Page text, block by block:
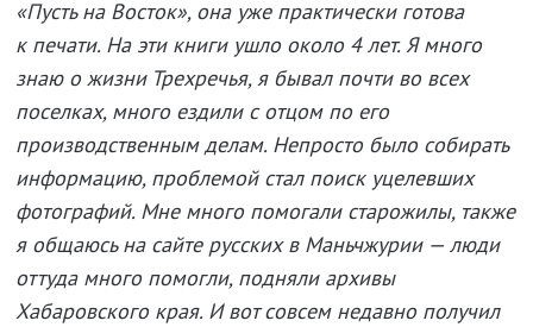
«Пусть на Восток», она уже практически готова
к печати. На эти книги ушло около 4 лет. Я много
знаю о жизни Трехречья, я бывал почти во всех
поселках, много ездили с отцом по его
производственным делам. Непросто было собирать
информацию, проблемой стал поиск уцелевших
фотографий. Мне много помогали старожилы, также
я общаюсь на сайте русских в Маньчжурии — люди
оттуда много помогли, подняли архивы
Хабаровского края. И вот совсем недавно получил